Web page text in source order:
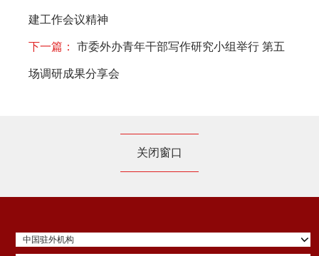
建工作会议精神
下一篇： 市委外办青年干部写作研究小组举行 第五
场调研成果分享会
关闭窗口
中国驻外机构